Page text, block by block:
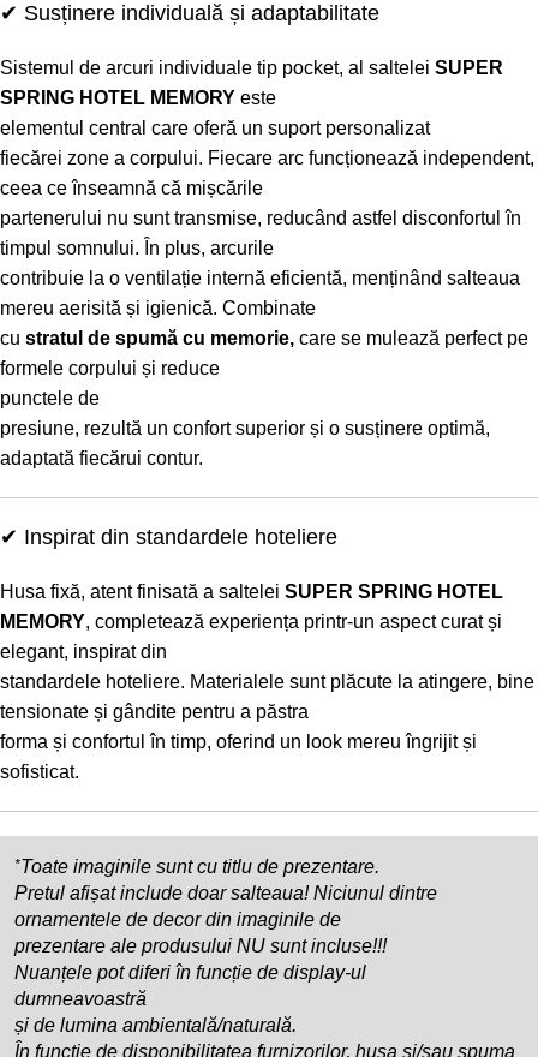
✔ Susținere individuală și adaptabilitate
Sistemul de arcuri individuale tip pocket, al saltelei SUPER
SPRING HOTEL MEMORY este
elementul central care oferă un suport personalizat
fiecărei zone a corpului. Fiecare arc funcționează independent,
ceea ce înseamnă că mișcările
partenerului nu sunt transmise, reducând astfel disconfortul în
timpul somnului. În plus, arcurile
contribuie la o ventilație internă eficientă, menținând salteaua
mereu aerisită și igienică. Combinate
cu stratul de spumă cu memorie, care se mulează perfect pe
formele corpului și reduce
punctele de
presiune, rezultă un confort superior și o susținere optimă,
adaptată fiecărui contur.
✔ Inspirat din standardele hoteliere
Husa fixă, atent finisată a saltelei SUPER SPRING HOTEL
MEMORY, completează experiența printr-un aspect curat și
elegant, inspirat din
standardele hoteliere. Materialele sunt plăcute la atingere, bine
tensionate și gândite pentru a păstra
forma și confortul în timp, oferind un look mereu îngrijit și
sofisticat.
*Toate imaginile sunt cu titlu de prezentare.
Pretul afișat include doar salteaua! Niciunul dintre
ornamentele de decor din imaginile de
prezentare ale produsului NU sunt incluse!!!
Nuanțele pot diferi în funcție de display-ul
dumneavoastră
și de lumina ambientală/naturală.
În funcție de disponibilitatea furnizorilor, husa si/sau spuma